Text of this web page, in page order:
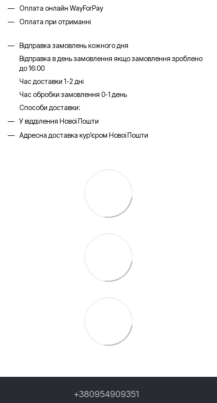
Оплата онлайн WayForPay
Оплата при отриманні
Відправка замовлень кожного дня
Відправка в день замовлення якщо замовлення зроблено
до 16:00
Час доставки 1-2 дні
Час обробки замовлення 0-1 день
Способи доставки:
У відділення Нової Пошти
Адресна доставка кур'єром Нової Пошти
+380954909351